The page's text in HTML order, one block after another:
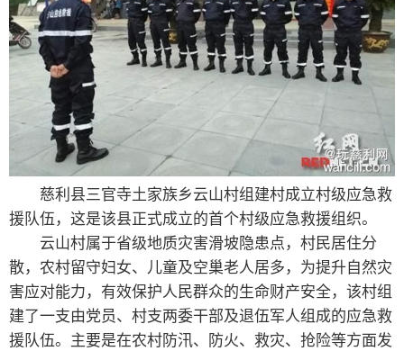
慈利县三官寺土家族乡云山村组建村成立村级应急救
援队伍，这是该县正式成立的首个村级应急救援组织。
云山村属于省级地质灾害滑坡隐患点，村民居住分
散，农村留守妇女、儿童及空巢老人居多，为提升自然灾
害应对能力，有效保护人民群众的生命财产安全，该村组
建了一支由党员、村支两委干部及退伍军人组成的应急救
援队伍。主要是在农村防汛、防火、救灾、抢险等方面发